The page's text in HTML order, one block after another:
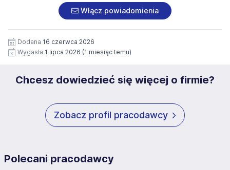
pod numerem 33 816 64 09 lub pisemnie na adres
siedziby administratora.
https://www.workprofit.pl/klauzula-informacyjna.html
załączonych dokumentach aplikacyjnych (w tym
wizerunku), na potrzeby przyszłych rekrutacji przez okres
12 miesięcy. Zgoda jest dobrowolna i może być w każdym
czasie wycofana.
Włącz powiadomienia
Dodana 16 czerwca 2026
Wygasła 1 lipca 2026 (1 miesiąc temu)
Chcesz dowiedzieć się więcej o firmie?
Zobacz profil pracodawcy
Polecani pracodawcy